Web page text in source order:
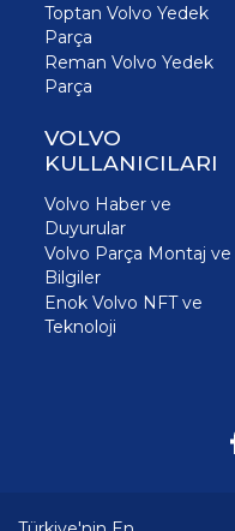
Toptan Volvo Yedek
Parça
Reman Volvo Yedek
Parça
VOLVO
KULLANICILARI
Volvo Haber ve
Duyurular
Volvo Parça Montaj ve
Bilgiler
Enok Volvo NFT ve
Teknoloji